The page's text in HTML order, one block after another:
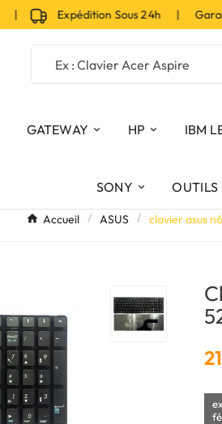
Expédition Sous 24h |
GATEWAY HP IBM
SONY OUTILS
Accueil ASUS clavier asus